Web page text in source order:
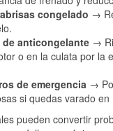
congelado →
de anticongelante →
o en la culata por la
de emergencia →
si quedas varado en
pueden convertir